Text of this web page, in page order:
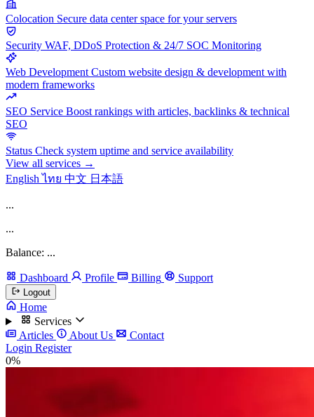
Colocation Secure data center space for your servers
Security WAF, DDoS Protection & 24/7 SOC Monitoring
Web Development Custom website design & development with
modern frameworks
SEO Service Boost rankings with articles, backlinks & technical
SEO
Status Check system uptime and service availability
View all services →
Englishไทย 中文 日本語
...
...
Balance: ...
Dashboard Profile Billing Support
Logout
Home
Services
Articles
About Us
Contact
Login Register
0%